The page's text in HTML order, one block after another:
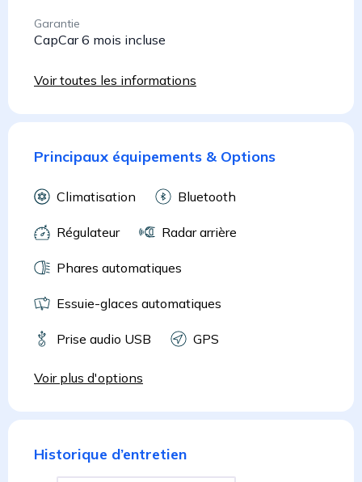
Garantie
CapCar 6 mois incluse
Voir toutes les informations
Principaux équipements & Options
Climatisation Bluetooth
Régulateur Radar arrière
Phares automatiques
Essuie-glaces automatiques
Prise audio USB GPS
Voir plus d'options
Historique d’entretien